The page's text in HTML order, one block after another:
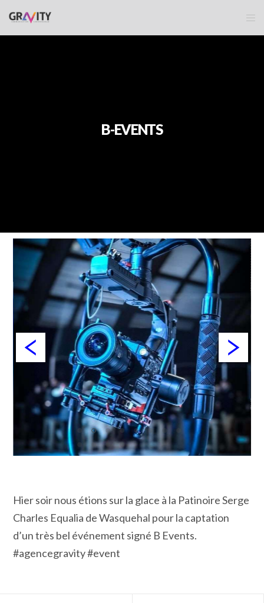
B-EVENTS
Hier soir nous étions sur la glace à la Patinoire Serge
Charles Equalia de Wasquehal pour la captation
d’un très bel événement signé B Events.
#agencegravity #event